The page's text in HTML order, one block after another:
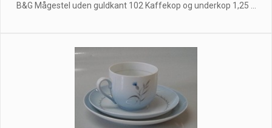
B&G Mågestel uden guldkant 102 Kaffekop og underkop 1,25 ...